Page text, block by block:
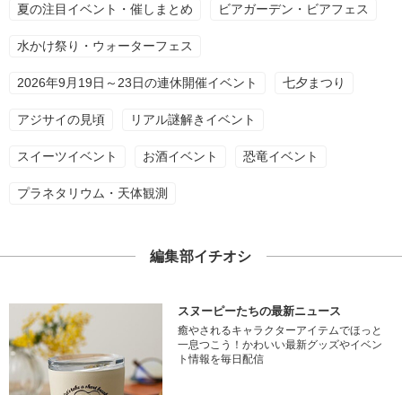
夏の注目イベント・催しまとめ ビアガーデン・ビアフェス
水かけ祭り・ウォーターフェス
2026年9月19日～23日の連休開催イベント 七夕まつり
アジサイの見頃 リアル謎解きイベント
スイーツイベント お酒イベント 恐竜イベント
プラネタリウム・天体観測
編集部イチオシ
スヌーピーたちの最新ニュース
癒やされるキャラクターアイテムでほっと
一息つこう！かわいい最新グッズやイベン
ト情報を毎日配信